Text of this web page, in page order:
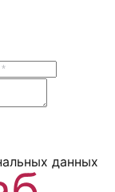
данных